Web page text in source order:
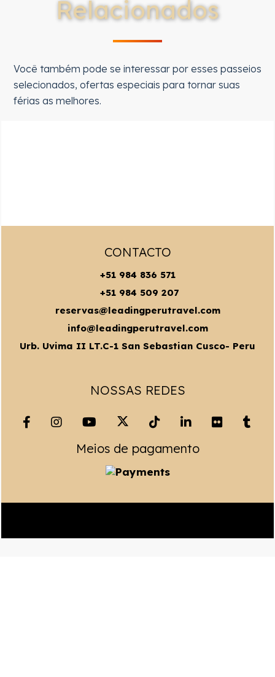
Relacionados
Você também pode se interessar por esses passeios
selecionados, ofertas especiais para tornar suas
férias as melhores.
CONTACTO
+51 984 836 571
+51 984 509 207
reservas@leadingperutravel.com
info@leadingperutravel.com
Urb. Uvima II LT.C-1 San Sebastian Cusco- Peru
NOSSAS REDES
Meios de pagamento